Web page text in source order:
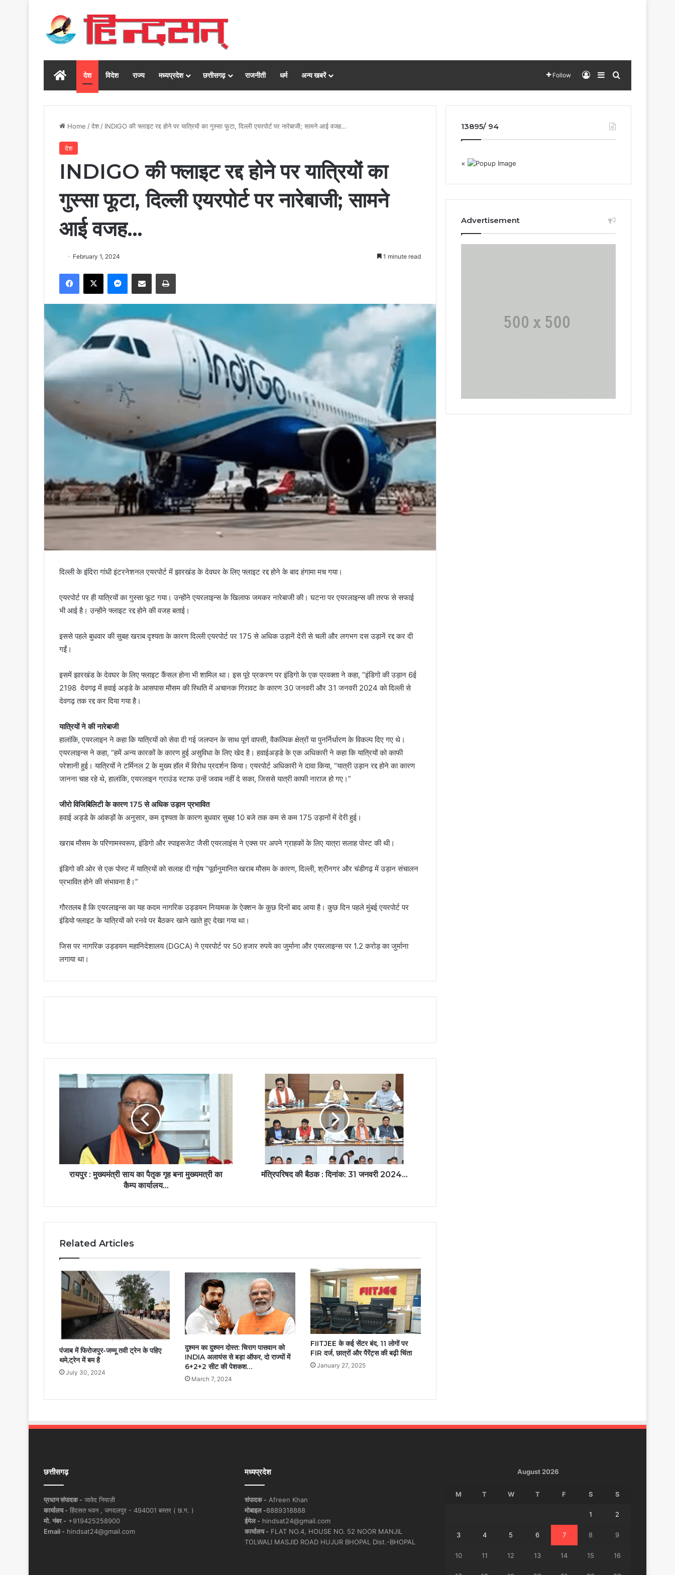
Homeदेश विदेश राज्य मध्यप्रदेश छत्तीसगढ़ राजनीती धर्म अन्य खबरें Follow Log InSidebarSearch for
Home /देश/ INDIGO की फ्लाइट रद्द होने पर यात्रियों का गुस्सा फूटा, दिल्ली एयरपोर्ट पर नारेबाजी; सामने आई वजह…
देश
INDIGO की फ्लाइट रद्द होने पर यात्रियों का
गुस्सा फूटा, दिल्ली एयरपोर्ट पर नारेबाजी; सामने
आई वजह…
February 1, 2024 1 minute read
Facebook
X Messenger
Share via Email Print
दिल्ली के इंदिरा गांधी इंटरनेशनल एयरपोर्ट में झारखंड के देवघर के लिए फ्लाइट रद्द होने के बाद हंगामा मच गया।
एयरपोर्ट पर ही यात्रियों का गुस्सा फूट गया। उन्होंने एयरलाइन्स के खिलाफ जमकर नारेबाजी की। घटना पर एयरलाइन्स की तरफ से सफाई
भी आई है। उन्होंने फ्लाइट रद्द होने की वजह बताई।
इससे पहले बुधवार की सुबह खराब दृश्यता के कारण दिल्ली एयरपोर्ट पर 175 से अधिक उड़ानें देरी से चली और लगभग दस उड़ानें रद्द कर दी
गईं।
इसमें झारखंड के देवघर के लिए फ्लाइट कैंसल होना भी शामिल था। इस पूरे प्रकरण पर इंडिगो के एक प्रवक्ता ने कहा, ”इंडिगो की उड़ान 6ई
2198 देवगढ़ में हवाई अड्डे के आसपास मौसम की स्थिति में अचानक गिरावट के कारण 30 जनवरी और 31 जनवरी 2024 को दिल्ली से
देवगढ़ तक रद्द कर दिया गया है।
यात्रियों ने की नारेबाजी
हालांकि, एयरलाइन ने कहा कि यात्रियों को सेवा दी गई जलपान के साथ पूर्ण वापसी, वैकल्पिक क्षेत्रों या पुनर्निर्धारण के विकल्प दिए गए थे।
एयरलाइन्स ने कहा, “हमें अन्य कारकों के कारण हुई असुविधा के लिए खेद है। हवाईअड्डे के एक अधिकारी ने कहा कि यात्रियों को काफी
परेशानी हुई। यात्रियों ने टर्मिनल 2 के मुख्य हॉल में विरोध प्रदर्शन किया। एयरपोर्ट अधिकारी ने दावा किया, “यात्री उड़ान रद्द होने का कारण
जानना चाह रहे थे, हालांकि, एयरलाइन ग्राउंड स्टाफ उन्हें जवाब नहीं दे सका, जिससे यात्री काफी नाराज हो गए।”
जीरो विजिबिलिटी के कारण 175 से अधिक उड़ान प्रभावित
हवाई अड्डे के आंकड़ों के अनुसार, कम दृश्यता के कारण बुधवार सुबह 10 बजे तक कम से कम 175 उड़ानों में देरी हुई।
खराब मौसम के परिणामस्वरूप, इंडिगो और स्पाइसजेट जैसी एयरलाइंस ने एक्स पर अपने ग्राहकों के लिए यात्रा सलाह पोस्ट की थी।
इंडिगो की ओर से एक पोस्ट में यात्रियों को सलाह दी गईष “पूर्वानुमानित खराब मौसम के कारण, दिल्ली, श्रीनगर और चंडीगढ़ में उड़ान संचालन
प्रभावित होने की संभावना है।”
गौरतलब है कि एयरलाइन्स का यह कदम नागरिक उड्डयन नियामक के ऐक्शन के कुछ दिनों बाद आया है। कुछ दिन पहले मुंबई एयरपोर्ट पर
इंडियो फ्लाइट के यात्रियों को रनवे पर बैठकर खाने खाते हुए देखा गया था।
जिस पर नागरिक उड्डयन महानिदेशालय (DGCA) ने एयरपोर्ट पर 50 हजार रुपये का जुर्माना और एयरलाइन्स पर 1.2 करोड़ का जुर्माना
लगाया था।
रायपुर : मुख्यमंत्री साय का पैतृक गृह बना मुख्यमत्री का
कैम्प कार्यालय...
मंत्रिपरिषद की बैठक : दिनांक: 31 जनवरी 2024...
Related Articles
पंजाब में फिरोजपुर-जम्मू तवी ट्रेन के पहिए
थमे,ट्रेन में बम है
July 30, 2024
दुश्मन का दुश्मन दोस्त: चिराग पासवान को
INDIA अलायंस से बड़ा ऑफर, दो राज्यों में
6+2+2 सीट की पेशकश…
March 7, 2024
FIITJEE के कई सेंटर बंद, 11 लोगों पर
FIR दर्ज, छात्रों और पैरेंट्स की बढ़ी चिंता
January 27, 2025
13895/ 94
×
Advertisement
छत्तीसगढ़
प्रधान संपादक - जावेद नियाज़ी
कार्यालय - हिंदसत भवन , जगदलपुर - 494001 बस्तर ( छ.ग. )
मो. नंबर - +919425258900
Email - hindsat24@gmail.com
मध्यप्रदेश
संपादक - Afreen Khan
मोबाइल -8889318888
ईमेल - hindsat24@gmail.com
कार्यालय - FLAT NO.4, HOUSE NO. 52 NOOR MANJIL
TOLWALI MASJID ROAD HUJUR BHOPAL Dist.-BHOPAL
August 2026
M T W T F S S
1 2
3 4 5 6 7 8 9
10 11 12 13 14 15 16